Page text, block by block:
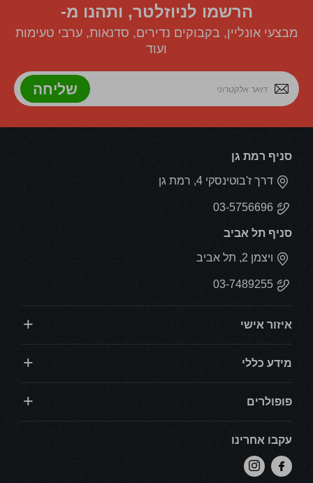
הרשמו לניוזלטר, ותהנו מ-
מבצעי אונליין, בקבוקים נדירים, סדנאות, ערבי טעימות
ועוד
שליחה
סניף רמת גן
דרך ז'בוטינסקי 4, רמת גן
03-5756696
סניף תל אביב
ויצמן 2, תל אביב
03-7489255
איזור אישי
מידע כללי
פופולרים
עקבו אחרינו